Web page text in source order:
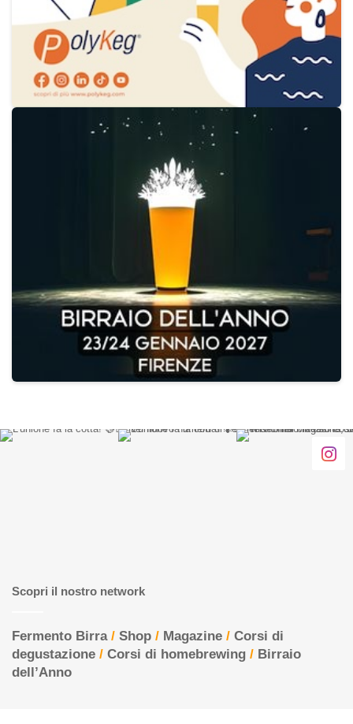
Scopri il nostro network
Fermento Birra/ Shop / Magazine / Corsi di
degustazione / Corsi di homebrewing / Birraio
dell’Anno